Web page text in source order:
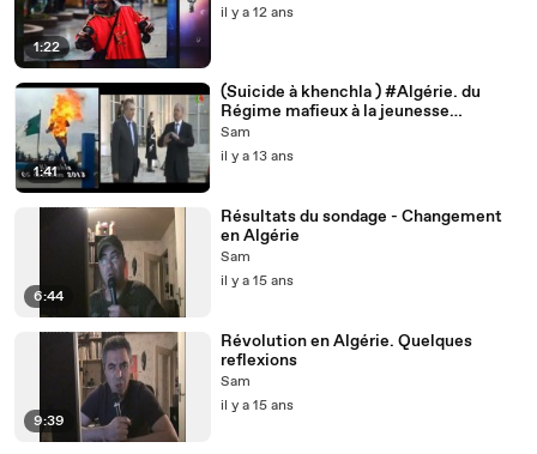
1:22
il y a 12 ans
1:41
(Suicide à khenchla ) #Algérie. du
Régime mafieux à la jeunesse
désespérée
Sam
il y a 13 ans
6:44
Résultats du sondage - Changement
en Algérie
Sam
il y a 15 ans
9:39
Révolution en Algérie. Quelques
reflexions
Sam
il y a 15 ans